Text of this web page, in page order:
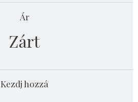
Ár
Zárt
Kezdj hozzá